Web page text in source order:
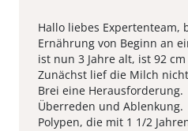
Hallo liebes Expertenteam,
Ernährung von Beginn an
ist nun 3 Jahre alt, ist 92
Zunächst lief die Milch
Brei eine
Überreden und Ablenkung.
Polypen, die mit 1 1/2